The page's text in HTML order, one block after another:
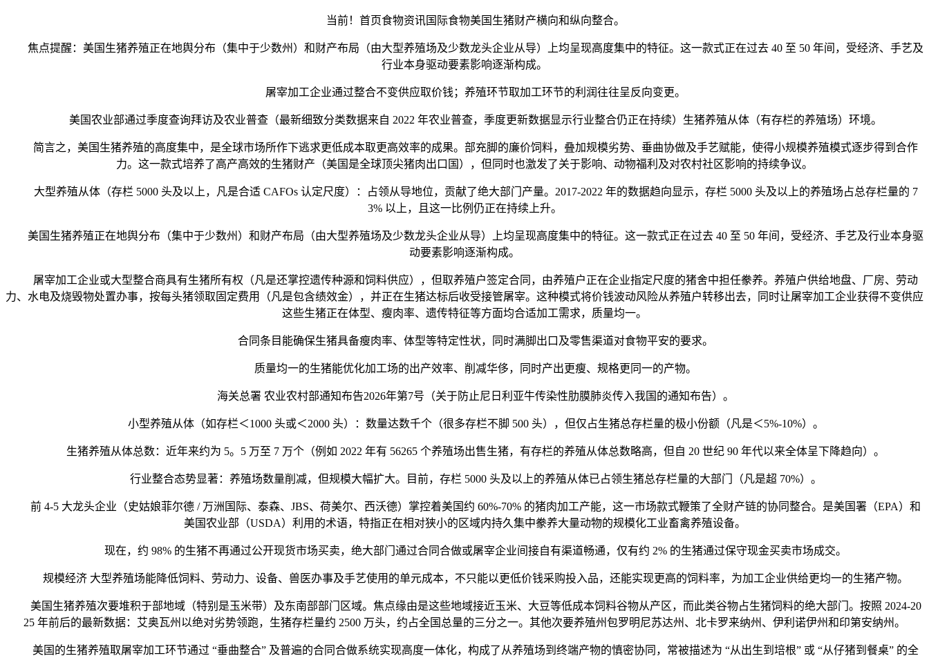
当前！首页食物资讯国际食物美国生猪财产横向和纵向整合。
焦点提醒：美国生猪养殖正在地舆分布（集中于少数州）和财产布局（由大型养殖场及少数龙头企业从导）上均呈现高度集中的特征。这一款式正在过去 40 至 50 年间，受经济、手艺及
行业本身驱动要素影响逐渐构成。
屠宰加工企业通过整合不变供应取价钱；养殖环节取加工环节的利润往往呈反向变更。
美国农业部通过季度查询拜访及农业普查（最新细致分类数据来自 2022 年农业普查，季度更新数据显示行业整合仍正在持续）生猪养殖从体（有存栏的养殖场）环境。
简言之，美国生猪养殖的高度集中，是全球市场所作下逃求更低成本取更高效率的成果。部充脚的廉价饲料，叠加规模劣势、垂曲协做及手艺赋能，使得小规模养殖模式逐步得到合作
力。这一款式培养了高产高效的生猪财产（美国是全球顶尖猪肉出口国），但同时也激发了关于影响、动物福利及对农村社区影响的持续争议。
大型养殖从体（存栏 5000 头及以上，凡是合适 CAFOs 认定尺度）：占领从导地位，贡献了绝大部门产量。2017-2022 年的数据趋向显示，存栏 5000 头及以上的养殖场占总存栏量的 7
3% 以上，且这一比例仍正在持续上升。
美国生猪养殖正在地舆分布（集中于少数州）和财产布局（由大型养殖场及少数龙头企业从导）上均呈现高度集中的特征。这一款式正在过去 40 至 50 年间，受经济、手艺及行业本身驱
动要素影响逐渐构成。
屠宰加工企业或大型整合商具有生猪所有权（凡是还掌控遗传种源和饲料供应），但取养殖户签定合同，由养殖户正在企业指定尺度的猪舍中担任豢养。养殖户供给地盘、厂房、劳动
力、水电及烧毁物处置办事，按每头猪领取固定费用（凡是包含绩效金），并正在生猪达标后收受接管屠宰。这种模式将价钱波动风险从养殖户转移出去，同时让屠宰加工企业获得不变供应
这些生猪正在体型、瘦肉率、遗传特征等方面均合适加工需求，质量均一。
合同条目能确保生猪具备瘦肉率、体型等特定性状，同时满脚出口及零售渠道对食物平安的要求。
质量均一的生猪能优化加工场的出产效率、削减华侈，同时产出更瘦、规格更同一的产物。
海关总署 农业农村部通知布告2026年第7号（关于防止尼日利亚牛传染性肋膜肺炎传入我国的通知布告）。
小型养殖从体（如存栏＜1000 头或＜2000 头）：数量达数千个（很多存栏不脚 500 头），但仅占生猪总存栏量的极小份额（凡是＜5%-10%）。
生猪养殖从体总数：近年来约为 5。5 万至 7 万个（例如 2022 年有 56265 个养殖场出售生猪，有存栏的养殖从体总数略高，但自 20 世纪 90 年代以来全体呈下降趋向）。
行业整合态势显著：养殖场数量削减，但规模大幅扩大。目前，存栏 5000 头及以上的养殖从体已占领生猪总存栏量的大部门（凡是超 70%）。
前 4-5 大龙头企业（史姑娘菲尔德 / 万洲国际、泰森、JBS、荷美尔、西沃德）掌控着美国约 60%-70% 的猪肉加工产能，这一市场款式鞭策了全财产链的协同整合。是美国署（EPA）和
美国农业部（USDA）利用的术语，特指正在相对狭小的区域内持久集中豢养大量动物的规模化工业畜禽养殖设备。
现在，约 98% 的生猪不再通过公开现货市场买卖，绝大部门通过合同合做或屠宰企业间接自有渠道畅通，仅有约 2% 的生猪通过保守现金买卖市场成交。
规模经济 大型养殖场能降低饲料、劳动力、设备、兽医办事及手艺使用的单元成本，不只能以更低价钱采购投入品，还能实现更高的饲料率，为加工企业供给更均一的生猪产物。
美国生猪养殖次要堆积于部地域（特别是玉米带）及东南部部门区域。焦点缘由是这些地域接近玉米、大豆等低成本饲料谷物从产区，而此类谷物占生猪饲料的绝大部门。按照 2024-20
25 年前后的最新数据：艾奥瓦州以绝对劣势领跑，生猪存栏量约 2500 万头，约占全国总量的三分之一。其他次要养殖州包罗明尼苏达州、北卡罗来纳州、伊利诺伊州和印第安纳州。
美国的生猪养殖取屠宰加工环节通过 “垂曲整合” 及普遍的合同合做系统实现高度一体化，构成了从养殖场到终端产物的慎密协同，常被描述为 “从出生到培根” 或 “从仔猪到餐桌” 的全